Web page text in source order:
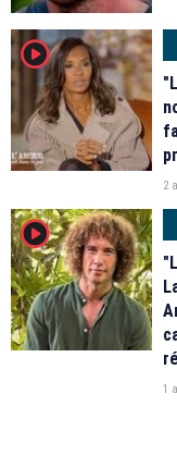
player2
2
player2
1